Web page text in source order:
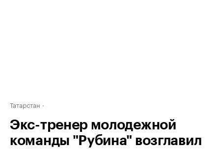
Татарстан
Экс-тренер молодежной
команды "Рубина" возглавил